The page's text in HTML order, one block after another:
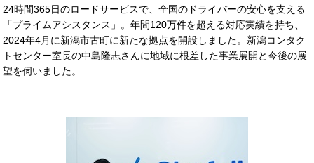
24時間365日のロードサービスで、全国のドライバーの安心を支える
「プライムアシスタンス」。年間120万件を超える対応実績を持ち、
2024年4月に新潟市古町に新たな拠点を開設しました。新潟コンタク
トセンター室長の中島隆志さんに地域に根差した事業展開と今後の展
望を伺いました。